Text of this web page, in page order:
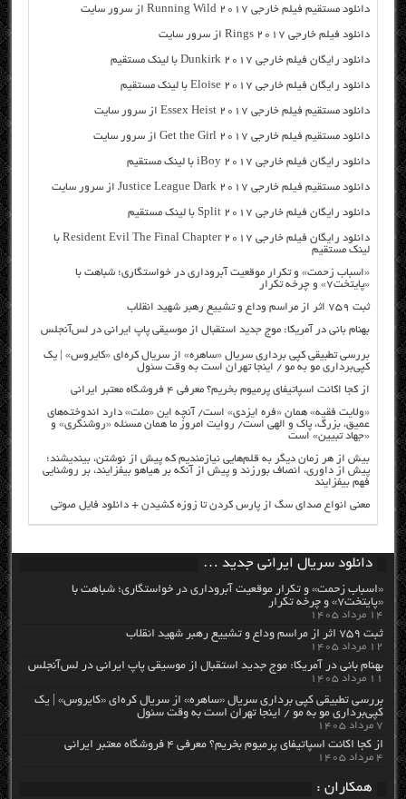
دانلود مستقیم فیلم خارجی Running Wild 2017 از سرور سایت
دانلود فیلم خارجی Rings 2017 از سرور سایت
دانلود رایگان فیلم خارجی Dunkirk 2017 با لینک مستقیم
دانلود رایگان فیلم خارجی Eloise 2017 با لینک مستقیم
دانلود مستقیم فیلم خارجی Essex Heist 2017 از سرور سایت
دانلود مستقیم فیلم خارجی Get the Girl 2017 از سرور سایت
دانلود رایگان فیلم خارجی iBoy 2017 با لینک مستقیم
دانلود مستقیم فیلم خارجی Justice League Dark 2017 از سرور سایت
دانلود رایگان فیلم خارجی Split 2017 با لینک مستقیم
دانلود رایگان فیلم خارجی Resident Evil The Final Chapter 2017 با
لینک مستقیم
«اسباب زحمت» و تکرار موقعیت آبروداری در خواستگاری؛ شباهت با
«پایتخت۷» و چرخه تکرار
ثبت ۷۵۹ اثر از مراسم وداع و تشییع رهبر شهید انقلاب
بهنام بانی در آمریکا: موج جدید استقبال از موسیقی پاپ ایرانی در لس‌آنجلس
بررسی تطبیقی کپی برداری سریال «ساهره» از سریال کره‌ای «کایروس» | یک
کپی‌برداری مو به مو / اینجا تهران است به وقت سئول
از کجا اکانت اسپاتیفای پرمیوم بخریم؟ معرفی ۴ فروشگاه معتبر ایرانی
«ولایت فقیه» همان «فره ایزدی» است/ آنچه این «ملت» دارد اندوخته‌های
عمیق، بزرگ، پاک و الهی است/ روایت امروز ما همان مسئله «روشنگری» و
«جهاد تبیین» است
بیش از هر زمان دیگر به قلم‌هایی نیازمندیم که پیش از نوشتن، بیندیشند؛
پیش از داوری، انصاف بورزند و پیش از آنکه بر هیاهو بیفزایند، بر روشنایی
فهم بیفزایند
معنی انواع صدای سگ از پارس کردن تا زوزه کشیدن + دانلود فایل صوتی
دانلود سریال ایرانی جدید …
«اسباب زحمت» و تکرار موقعیت آبروداری در خواستگاری؛ شباهت با
«پایتخت۷» و چرخه تکرار
۱۴ مرداد ۱۴۰۵
ثبت ۷۵۹ اثر از مراسم وداع و تشییع رهبر شهید انقلاب
۱۲ مرداد ۱۴۰۵
بهنام بانی در آمریکا: موج جدید استقبال از موسیقی پاپ ایرانی در لس‌آنجلس
۱۱ مرداد ۱۴۰۵
بررسی تطبیقی کپی برداری سریال «ساهره» از سریال کره‌ای «کایروس» | یک
کپی‌برداری مو به مو / اینجا تهران است به وقت سئول
۷ مرداد ۱۴۰۵
از کجا اکانت اسپاتیفای پرمیوم بخریم؟ معرفی ۴ فروشگاه معتبر ایرانی
۴ مرداد ۱۴۰۵
همکاران :